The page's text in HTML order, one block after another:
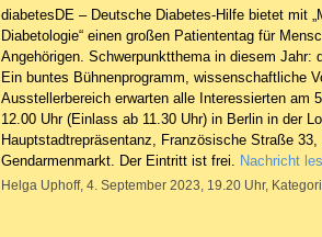
diabetesDE – Deutsche Diabetes-Hilfe bietet mit
Diabetologie“ einen großen Patiententag für
Angehörigen. Schwerpunktthema in diesem Jahr:
Ein buntes Bühnenprogramm, wissenschaftliche
Ausstellerbereich erwarten alle Interessierten am
12.00 Uhr (Einlass ab 11.30 Uhr) in Berlin in der
Hauptstadtrepräsentanz, Französische Straße 33,
Gendarmenmarkt. Der Eintritt ist frei.
Nachricht
Helga Uphoff, 4. September 2023, 19.20 Uhr,